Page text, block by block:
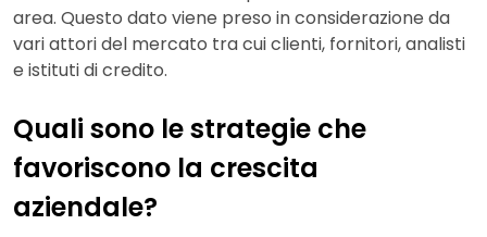
area. Questo dato viene preso in considerazione da
vari attori del mercato tra cui clienti, fornitori, analisti
e istituti di credito.
Quali sono le strategie che
favoriscono la crescita
aziendale?